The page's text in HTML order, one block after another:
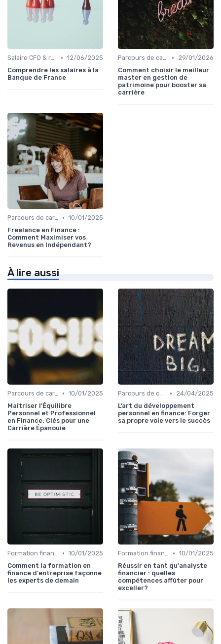
Salaire CFO & rémunération variable • 12/06/2025
Comprendre les salaires à la
Banque de France
Parcours de carrière en finance •
29/01/2026
Comment choisir le meilleur
master en gestion de
patrimoine pour booster sa
carrière
Parcours de carrière en finance • 10/01/2025
Freelance en Finance :
Comment Maximiser vos
Revenus en Indépendant?
À lire aussi
Parcours de carrière en finance • 10/01/2025
Maîtriser l'Équilibre
Personnel et Professionnel
en Finance: Clés pour une
Carrière Épanouie
Parcours de carrière en finance •
24/04/2025
L’art du développement
personnel en finance: Forger
sa propre voie vers le succès
Formation finance & upskilling • 10/01/2025
Comment la formation en
finance d'entreprise façonne
les experts de demain
Formation finance & upskilling • 10/01/2025
Réussir en tant qu'analyste
financier : quelles
compétences affûter pour
exceller?